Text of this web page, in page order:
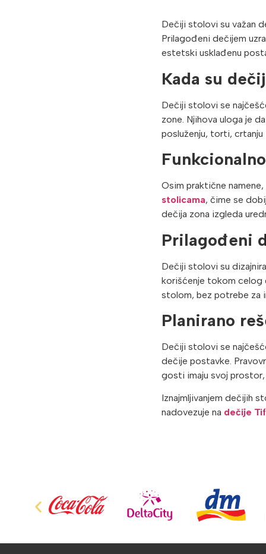
Dečiji stolovi su važan
Prilagođeni dečijem
estetski usklađenu
Kada su
Dečiji stolovi se
zone. Njihova uloga je
posluženju, torti,
Osim praktične
stolicama, čime se
dečija zona izgleda
Prilagođeni
Dečiji stolovi su
korišćenje tokom celog
stolom, bez potrebe za
Planirano
Dečiji stolovi se
dečije postavke.
gosti imaju svoj
Iznajmljivanjem dečijih
nadovezuje na dečije